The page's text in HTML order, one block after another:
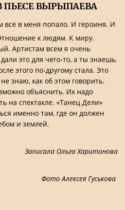
ПЬЕСЕ ВЫРЫПАЕВА
всё в меня попало. И героиня. И
к людям. К миру.
Артистам всем я очень
это для чего-то, а ты знаешь,
этого по-другому стала. Это
знаю, как об этом говорить.
объяснить. Их надо
на спектакле. «Танец Дели»
именно там, где он должен
и землей.
Записала Ольга Харитонова
Фото Алексея Гуськова